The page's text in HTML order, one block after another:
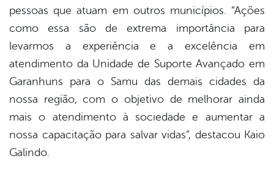
pessoas que atuam em outros municípios. “Ações
como essa são de extrema importância para
levarmos a experiência e a excelência em
atendimento da Unidade de Suporte Avançado em
Garanhuns para o Samu das demais cidades da
nossa região, com o objetivo de melhorar ainda
mais o atendimento à sociedade e aumentar a
nossa capacitação para salvar vidas”, destacou Kaio
Galindo.